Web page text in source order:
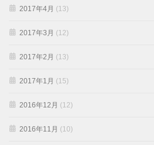
2017年4月 (13)
2017年3月 (12)
2017年2月 (13)
2017年1月 (15)
2016年12月 (12)
2016年11月 (10)